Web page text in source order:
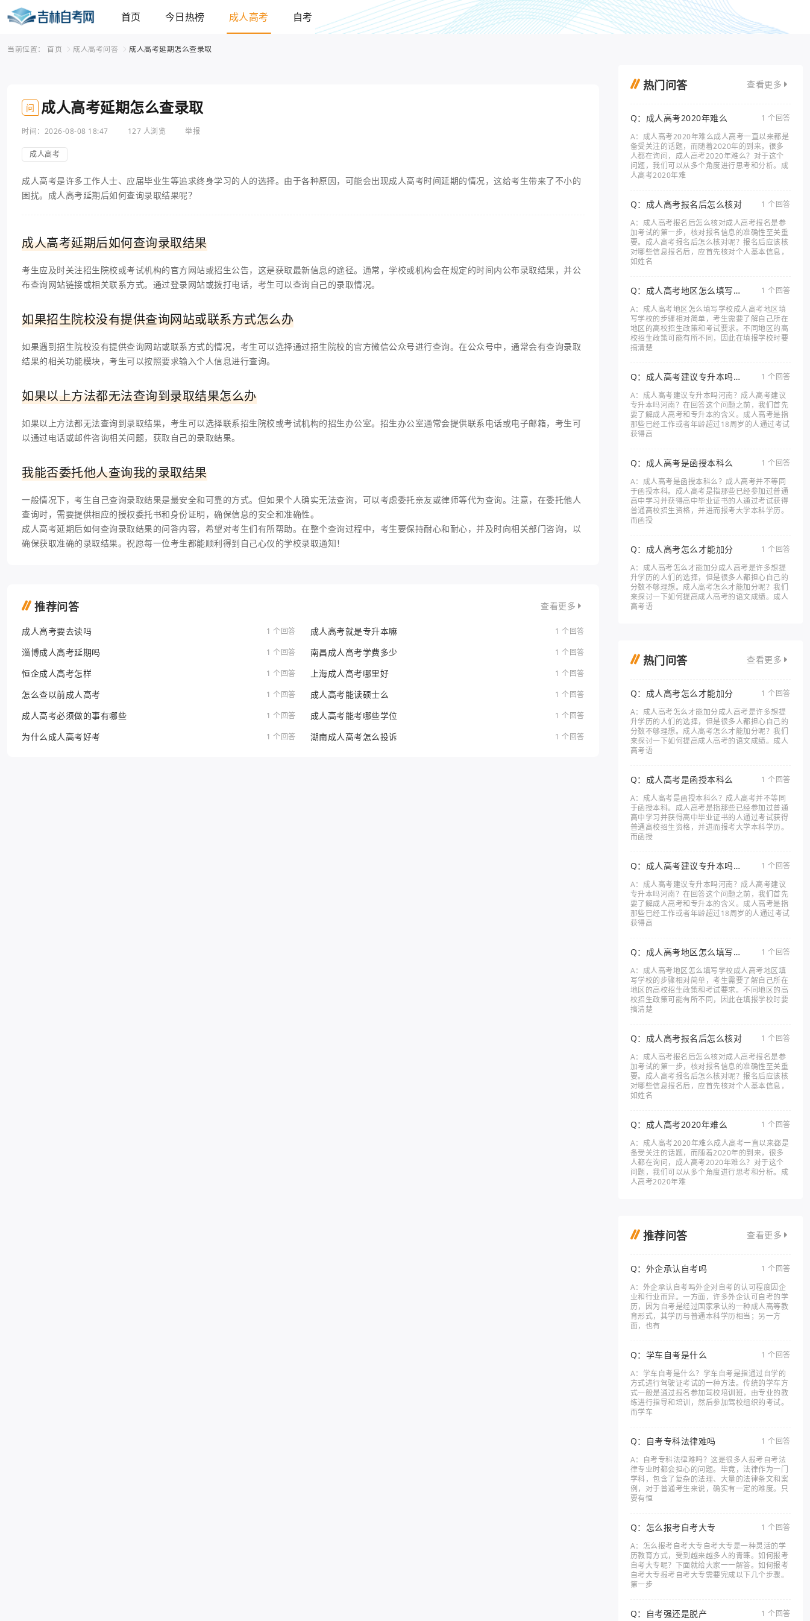
首页 今日热榜 成人高考 自考
当前位置： 首页 成人高考问答 成人高考延期怎么查录取
问 成人高考延期怎么查录取
时间：2026-08-08 18:47 127 人浏览 举报
成人高考
成人高考是许多工作人士、应届毕业生等追求终身学习的人的选择。由于各种原因，可能会出现成人高考时间延期的情况，这给考生带来了不小的
困扰。成人高考延期后如何查询录取结果呢？
成人高考延期后如何查询录取结果
考生应及时关注招生院校或考试机构的官方网站或招生公告，这是获取最新信息的途径。通常，学校或机构会在规定的时间内公布录取结果，并公
布查询网站链接或相关联系方式。通过登录网站或拨打电话，考生可以查询自己的录取情况。
如果招生院校没有提供查询网站或联系方式怎么办
如果遇到招生院校没有提供查询网站或联系方式的情况，考生可以选择通过招生院校的官方微信公众号进行查询。在公众号中，通常会有查询录取
结果的相关功能模块，考生可以按照要求输入个人信息进行查询。
如果以上方法都无法查询到录取结果怎么办
如果以上方法都无法查询到录取结果，考生可以选择联系招生院校或考试机构的招生办公室。招生办公室通常会提供联系电话或电子邮箱，考生可
以通过电话或邮件咨询相关问题，获取自己的录取结果。
我能否委托他人查询我的录取结果
一般情况下，考生自己查询录取结果是最安全和可靠的方式。但如果个人确实无法查询，可以考虑委托亲友或律师等代为查询。注意，在委托他人
查询时，需要提供相应的授权委托书和身份证明，确保信息的安全和准确性。
成人高考延期后如何查询录取结果的问答内容，希望对考生们有所帮助。在整个查询过程中，考生要保持耐心和耐心，并及时向相关部门咨询，以
确保获取准确的录取结果。祝愿每一位考生都能顺利得到自己心仪的学校录取通知！
推荐问答 查看更多
成人高考要去读吗 1 个回答 成人高考就是专升本嘛 1 个回答
淄博成人高考延期吗 1 个回答 南昌成人高考学费多少 1 个回答
恒企成人高考怎样 1 个回答 上海成人高考哪里好 1 个回答
怎么查以前成人高考 1 个回答 成人高考能读硕士么 1 个回答
成人高考必须做的事有哪些 1 个回答 成人高考能考哪些学位 1 个回答
为什么成人高考好考 1 个回答 湖南成人高考怎么投诉 1 个回答
热门问答 查看更多
Q：成人高考2020年难么
1 个回答
A：成人高考2020年难么成人高考一直以来都是
备受关注的话题，而随着2020年的到来，很多
人都在询问，成人高考2020年难么？对于这个
问题，我们可以从多个角度进行思考和分析。成
人高考2020年难
Q：成人高考报名后怎么核对
1 个回答
A：成人高考报名后怎么核对成人高考报名是参
加考试的第一步，核对报名信息的准确性至关重
要。成人高考报名后怎么核对呢？报名后应该核
对哪些信息报名后，应首先核对个人基本信息，
如姓名
Q：成人高考地区怎么填写学
校
1 个回答
A：成人高考地区怎么填写学校成人高考地区填
写学校的步骤相对简单，考生需要了解自己所在
地区的高校招生政策和考试要求。不同地区的高
校招生政策可能有所不同，因此在填报学校时要
搞清楚
Q：成人高考建议专升本吗河
南
1 个回答
A：成人高考建议专升本吗河南？成人高考建议
专升本吗河南？在回答这个问题之前，我们首先
要了解成人高考和专升本的含义。成人高考是指
那些已经工作或者年龄超过18周岁的人通过考试
获得高
Q：成人高考是函授本科么
1 个回答
A：成人高考是函授本科么？成人高考并不等同
于函授本科。成人高考是指那些已经参加过普通
高中学习并获得高中毕业证书的人通过考试获得
普通高校招生资格，并进而报考大学本科学历。
而函授
Q：成人高考怎么才能加分
1 个回答
A：成人高考怎么才能加分成人高考是许多想提
升学历的人们的选择，但是很多人都担心自己的
分数不够理想。成人高考怎么才能加分呢？我们
来探讨一下如何提高成人高考的语文成绩。成人
高考语
热门问答 查看更多
Q：成人高考怎么才能加分
1 个回答
A：成人高考怎么才能加分成人高考是许多想提
升学历的人们的选择，但是很多人都担心自己的
分数不够理想。成人高考怎么才能加分呢？我们
来探讨一下如何提高成人高考的语文成绩。成人
高考语
Q：成人高考是函授本科么
1 个回答
A：成人高考是函授本科么？成人高考并不等同
于函授本科。成人高考是指那些已经参加过普通
高中学习并获得高中毕业证书的人通过考试获得
普通高校招生资格，并进而报考大学本科学历。
而函授
Q：成人高考建议专升本吗河
南
1 个回答
A：成人高考建议专升本吗河南？成人高考建议
专升本吗河南？在回答这个问题之前，我们首先
要了解成人高考和专升本的含义。成人高考是指
那些已经工作或者年龄超过18周岁的人通过考试
获得高
Q：成人高考地区怎么填写学
校
1 个回答
A：成人高考地区怎么填写学校成人高考地区填
写学校的步骤相对简单，考生需要了解自己所在
地区的高校招生政策和考试要求。不同地区的高
校招生政策可能有所不同，因此在填报学校时要
搞清楚
Q：成人高考报名后怎么核对
1 个回答
A：成人高考报名后怎么核对成人高考报名是参
加考试的第一步，核对报名信息的准确性至关重
要。成人高考报名后怎么核对呢？报名后应该核
对哪些信息报名后，应首先核对个人基本信息，
如姓名
Q：成人高考2020年难么
1 个回答
A：成人高考2020年难么成人高考一直以来都是
备受关注的话题，而随着2020年的到来，很多
人都在询问，成人高考2020年难么？对于这个
问题，我们可以从多个角度进行思考和分析。成
人高考2020年难
推荐问答 查看更多
Q：外企承认自考吗
1 个回答
A：外企承认自考吗外企对自考的认可程度因企
业和行业而异。一方面，许多外企认可自考的学
历，因为自考是经过国家承认的一种成人高等教
育形式，其学历与普通本科学历相当；另一方
面，也有
Q：学车自考是什么
1 个回答
A：学车自考是什么？学车自考是指通过自学的
方式进行驾驶证考试的一种方法。传统的学车方
式一般是通过报名参加驾校培训班，由专业的教
练进行指导和培训，然后参加驾校组织的考试。
而学车
Q：自考专科法律难吗
1 个回答
A：自考专科法律难吗？这是很多人报考自考法
律专业时都会担心的问题。毕竟，法律作为一门
学科，包含了复杂的法理、大量的法律条文和案
例，对于普通考生来说，确实有一定的难度。只
要有恒
Q：怎么报考自考大专
1 个回答
A：怎么报考自考大专自考大专是一种灵活的学
历教育方式，受到越来越多人的青睐。如何报考
自考大专呢？下面就给大家一一解答。如何报考
自考大专报考自考大专需要完成以下几个步骤。
第一步
Q：自考强还是脱产
1 个回答